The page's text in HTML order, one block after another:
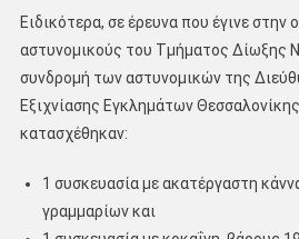
Ειδικότερα, σε έρευνα που έγινε στην
αστυνομικούς του Τμήματος Δίωξης
συνδρομή των αστυνομικών της
Εξιχνίασης Εγκλημάτων
κατασχέθηκαν:
1 συσκευασία με ακατέργαστη
γραμμαρίων και